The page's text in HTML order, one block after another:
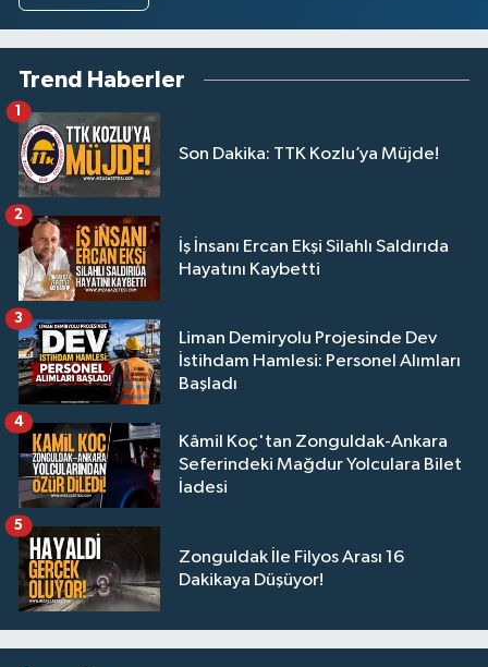
Trend Haberler
Son Dakika: TTK Kozlu’ya Müjde!
1
İş İnsanı Ercan Ekşi Silahlı Saldırıda
Hayatını Kaybetti
2
Liman Demiryolu Projesinde Dev
İstihdam Hamlesi: Personel Alımları
Başladı
3
Kâmil Koç'tan Zonguldak-Ankara
Seferindeki Mağdur Yolculara Bilet
İadesi
4
Zonguldak İle Filyos Arası 16
Dakikaya Düşüyor!
5